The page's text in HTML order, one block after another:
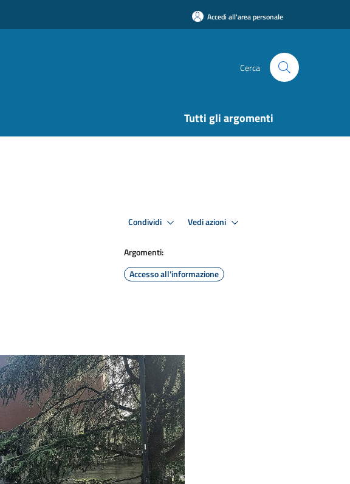
Accedi all'area personale
Cerca
Tutti gli argomenti
Condividi Vedi azioni
Argomenti:
Accesso all'informazione